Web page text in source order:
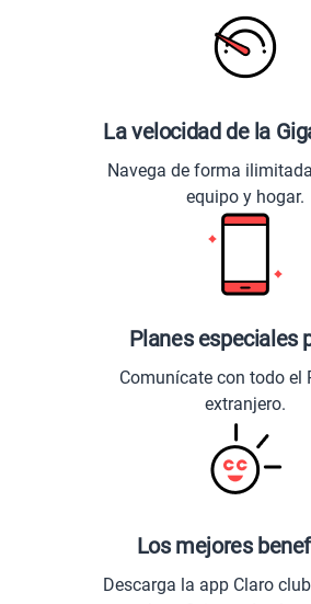
La velocidad de la
Navega de forma
equipo y hogar.
Planes especiales
Comunícate con todo el
extranjero.
Los mejores
Descarga la app Claro